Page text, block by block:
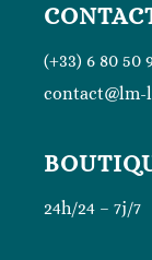
(+33) 6 80 50
contact@lm-
24h/24 – 7j/7